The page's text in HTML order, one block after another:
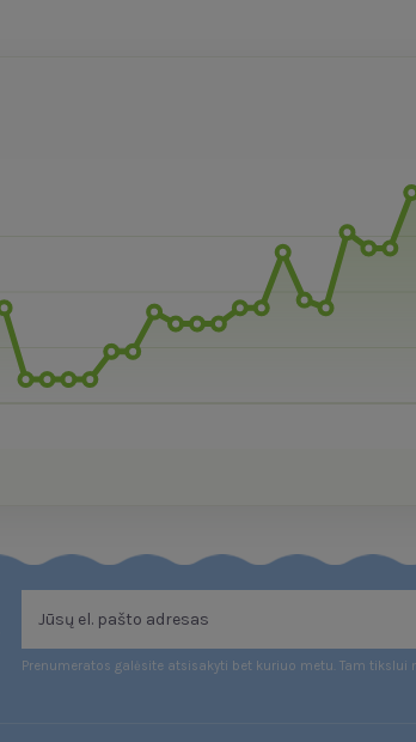
Prenumeratos galėsite atsisakyti bet kuriuo metu. Tam